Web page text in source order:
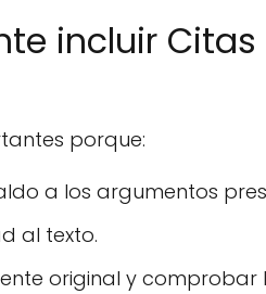
incluir
porque:
a los argumentos
al texto.
original y